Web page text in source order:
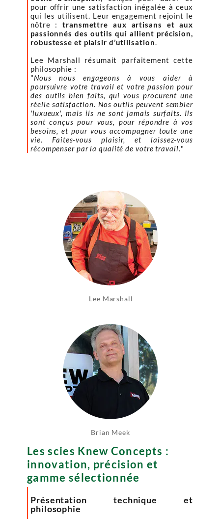
pour offrir une satisfaction inégalée à ceux
qui les utilisent. Leur engagement rejoint le
nôtre :transmettre aux artisans et aux
passionnés des outils qui allient précision,
robustesse et plaisir d’utilisation.
Lee Marshall résumait parfaitement cette
philosophie :
"Nous nous engageons à vous aider à
poursuivre votre travail et votre passion pour
des outils bien faits, qui vous procurent une
réelle satisfaction. Nos outils peuvent sembler
'luxueux', mais ils ne sont jamais surfaits. Ils
sont conçus pour vous, pour répondre à vos
besoins, et pour vous accompagner toute une
vie. Faites-vous plaisir, et laissez-vous
récompenser par la qualité de votre travail."
brightness_1
brightness_1
Lee Marshall
Brian Meek
Les scies Knew Concepts :
innovation, précision et
gamme sélectionnée
Présentation technique et
philosophie